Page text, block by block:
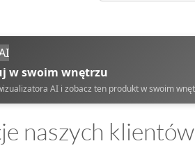
w swoim wnętrzu
AI i zobacz ten produkt w swoim
naszych klientów